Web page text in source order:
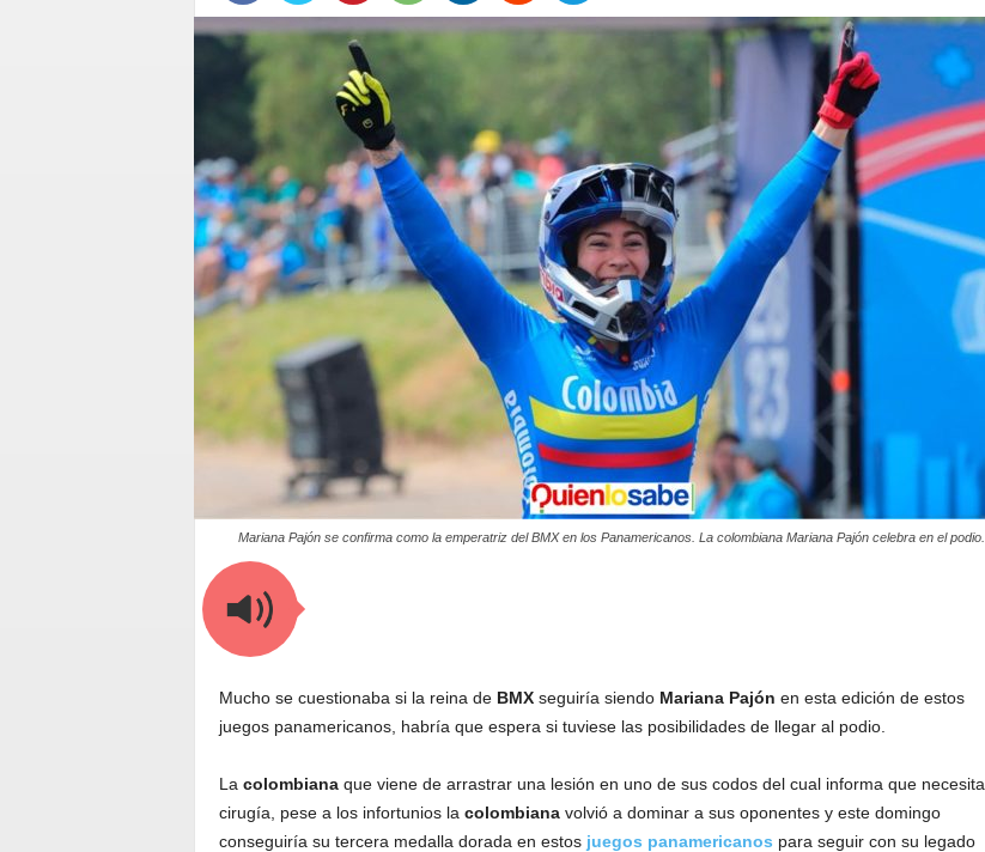
Mariana Pajón se confirma como la emperatriz del BMX en los Panamericanos. La colombiana Mariana Pajón celebra en el podio.
Mucho se cuestionaba si la reina de BMXseguiría siendo Mariana Pajón en esta edición de estos
juegos panamericanos, habría que espera si tuviese las posibilidades de llegar al podio.
La colombianaque viene de arrastrar una lesión en uno de sus codos del cual informa que necesita
cirugía, pese a los infortunios la colombianavolvió a dominar a sus oponentes y este domingo
conseguiría su tercera medalla dorada en estos juegos panamericanos para seguir con su legado